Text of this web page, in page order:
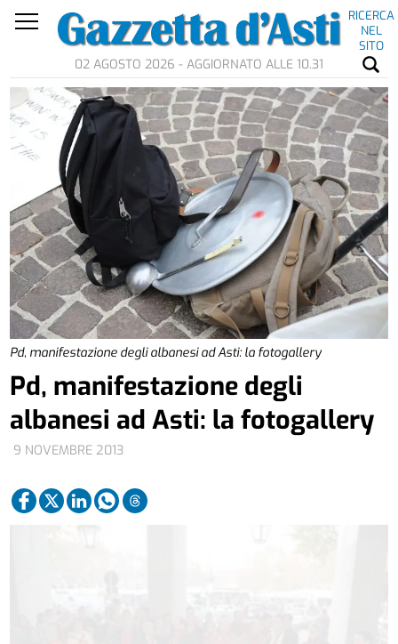
RICERCA
NEL
SITO
02 AGOSTO 2026 - AGGIORNATO ALLE 10.31
Pd, manifestazione degli albanesi ad Asti: la fotogallery
9 NOVEMBRE 2013
Pd, manifestazione degli
albanesi ad Asti: la fotogallery